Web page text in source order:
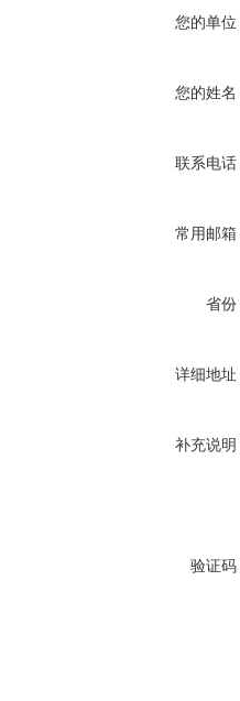
您的单位
您的姓名
联系电话
常用邮箱
省份
详细地址
补充说明
验证码